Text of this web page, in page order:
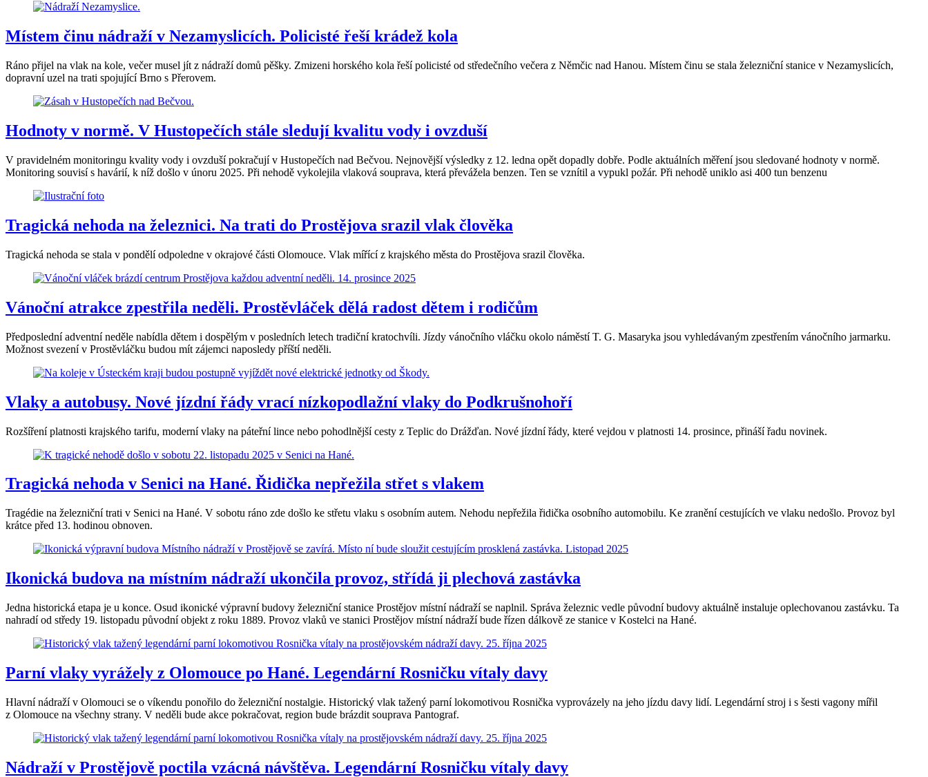
Místem činu nádraží v Nezamyslicích. Policisté řeší krádež kola
Ráno přijel na vlak na kole, večer musel jít z nádraží domů pěšky. Zmizeni horského kola řeší policisté od středečního večera z Němčic nad Hanou. Místem činu se stala železniční stanice v Nezamyslicích,
dopravní uzel na trati spojující Brno s Přerovem.
Hodnoty v normě. V Hustopečích stále sledují kvalitu vody i ovzduší
V pravidelném monitoringu kvality vody i ovzduší pokračují v Hustopečích nad Bečvou. Nejnovější výsledky z 12. ledna opět dopadly dobře. Podle aktuálních měření jsou sledované hodnoty v normě.
Monitoring souvisí s havárií, k níž došlo v únoru 2025. Při nehodě vykolejila vlaková souprava, která převážela benzen. Ten se vznítil a vypukl požár. Při nehodě uniklo asi 400 tun benzenu
Tragická nehoda na železnici. Na trati do Prostějova srazil vlak člověka
Tragická nehoda se stala v pondělí odpoledne v okrajové části Olomouce. Vlak mířící z krajského města do Prostějova srazil člověka.
Vánoční atrakce zpestřila neděli. Prostěvláček dělá radost dětem i rodičům
Předposlední adventní neděle nabídla dětem i dospělým v posledních letech tradiční kratochvíli. Jízdy vánočního vláčku okolo náměstí T. G. Masaryka jsou vyhledávaným zpestřením vánočního jarmarku.
Možnost svezení v Prostěvláčku budou mít zájemci naposledy příští neděli.
Vlaky a autobusy. Nové jízdní řády vrací nízkopodlažní vlaky do Podkrušnohoří
Rozšíření platnosti krajského tarifu, moderní vlaky na páteřní lince nebo pohodlnější cesty z Teplic do Drážďan. Nové jízdní řády, které vejdou v platnosti 14. prosince, přináší řadu novinek.
Tragická nehoda v Senici na Hané. Řidička nepřežila střet s vlakem
Tragédie na železniční trati v Senici na Hané. V sobotu ráno zde došlo ke střetu vlaku s osobním autem. Nehodu nepřežila řidička osobního automobilu. Ke zranění cestujících ve vlaku nedošlo. Provoz byl
krátce před 13. hodinou obnoven.
Ikonická budova na místním nádraží ukončila provoz, střídá ji plechová zastávka
Jedna historická etapa je u konce. Osud ikonické výpravní budovy železniční stanice Prostějov místní nádraží se naplnil. Správa železnic vedle původní budovy aktuálně instaluje oplechovanou zastávku. Ta
nahradí od středy 19. listopadu původní objekt z roku 1889. Provoz vlaků ve stanici Prostějov místní nádraží bude řízen dálkově ze stanice v Kostelci na Hané.
Parní vlaky vyrážely z Olomouce po Hané. Legendární Rosničku vítaly davy
Hlavní nádraží v Olomouci se o víkendu ponořilo do železniční nostalgie. Historický vlak tažený parní lokomotivou Rosnička vyprovázely na jeho jízdu davy lidí. Legendární stroj i s šesti vagony mířil
z Olomouce na všechny strany. V neděli bude akce pokračovat, region bude brázdit souprava Pantograf.
Nádraží v Prostějově poctila vzácná návštěva. Legendární Rosničku vítaly davy